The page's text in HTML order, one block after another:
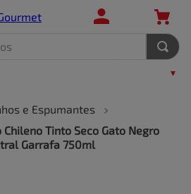
e Espumantes
Chileno Tinto Seco Gato Negro
Garrafa 750ml